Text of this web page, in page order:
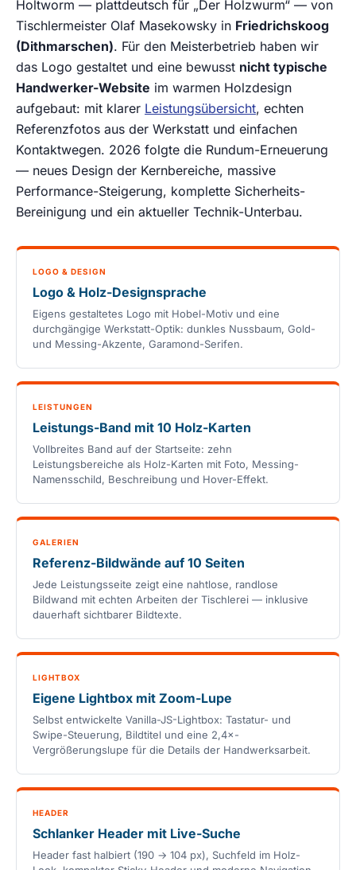
Holtworm — plattdeutsch für „Der Holzwurm“ — von
Tischlermeister Olaf Masekowsky in Friedrichskoog
(Dithmarschen). Für den Meisterbetrieb haben wir
das Logo gestaltet und eine bewusst nicht typische
Handwerker-Website im warmen Holzdesign
aufgebaut: mit klarer Leistungsübersicht, echten
Referenzfotos aus der Werkstatt und einfachen
Kontaktwegen. 2026 folgte die Rundum-Erneuerung
— neues Design der Kernbereiche, massive
Performance-Steigerung, komplette Sicherheits-
Bereinigung und ein aktueller Technik-Unterbau.
LOGO & DESIGN
Logo & Holz-Designsprache
Eigens gestaltetes Logo mit Hobel-Motiv und eine
durchgängige Werkstatt-Optik: dunkles Nussbaum, Gold-
und Messing-Akzente, Garamond-Serifen.
LEISTUNGEN
Leistungs-Band mit 10 Holz-Karten
Vollbreites Band auf der Startseite: zehn
Leistungsbereiche als Holz-Karten mit Foto, Messing-
Namensschild, Beschreibung und Hover-Effekt.
GALERIEN
Referenz-Bildwände auf 10 Seiten
Jede Leistungsseite zeigt eine nahtlose, randlose
Bildwand mit echten Arbeiten der Tischlerei — inklusive
dauerhaft sichtbarer Bildtexte.
LIGHTBOX
Eigene Lightbox mit Zoom-Lupe
Selbst entwickelte Vanilla-JS-Lightbox: Tastatur- und
Swipe-Steuerung, Bildtitel und eine 2,4×-
Vergrößerungslupe für die Details der Handwerksarbeit.
HEADER
Schlanker Header mit Live-Suche
Header fast halbiert (190 → 104 px), Suchfeld im Holz-